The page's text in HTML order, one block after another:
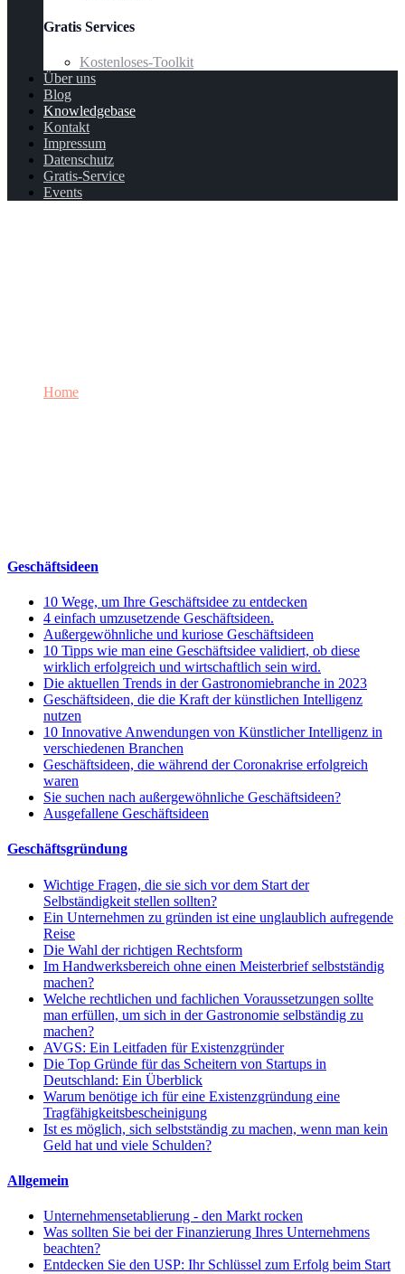
Gratis Services
Kostenloses-Toolkit
Über uns
Blog
Knowledgebase
Kontakt
Impressum
Datenschutz
Gratis-Service
Events
Home
Geschäftsideen
10 Wege, um Ihre Geschäftsidee zu entdecken
4 einfach umzusetzende Geschäftsideen.
Außergewöhnliche und kuriose Geschäftsideen
10 Tipps wie man eine Geschäftsidee validiert, ob diese
wirklich erfolgreich und wirtschaftlich sein wird.
Die aktuellen Trends in der Gastronomiebranche in 2023
Geschäftsideen, die die Kraft der künstlichen Intelligenz
nutzen
10 Innovative Anwendungen von Künstlicher Intelligenz in
verschiedenen Branchen
Geschäftsideen, die während der Coronakrise erfolgreich
waren
Sie suchen nach außergewöhnliche Geschäftsideen?
Ausgefallene Geschäftsideen
Geschäftsgründung
Wichtige Fragen, die sie sich vor dem Start der
Selbständigkeit stellen sollten?
Ein Unternehmen zu gründen ist eine unglaublich aufregende
Reise
Die Wahl der richtigen Rechtsform
Im Handwerksbereich ohne einen Meisterbrief selbstständig
machen?
Welche rechtlichen und fachlichen Voraussetzungen sollte
man erfüllen, um sich in der Gastronomie selbständig zu
machen?
AVGS: Ein Leitfaden für Existenzgründer
Die Top Gründe für das Scheitern von Startups in
Deutschland: Ein Überblick
Warum benötige ich für eine Existenzgründung eine
Tragfähigkeitsbescheinigung
Ist es möglich, sich selbstständig zu machen, wenn man kein
Geld hat und viele Schulden?
Allgemein
Unternehmensetablierung - den Markt rocken
Was sollten Sie bei der Finanzierung Ihres Unternehmens
beachten?
Entdecken Sie den USP: Ihr Schlüssel zum Erfolg beim Start